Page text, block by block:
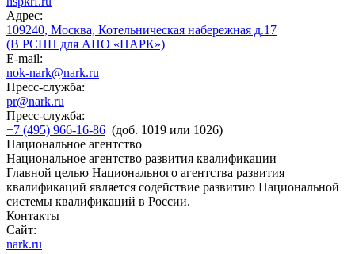
Адрес:
109240, Москва, Котельническая набережная д.17
(В РСПП для АНО «НАРК»)
E-mail:
nok-nark@nark.ru
Пресс-служба:
pr@nark.ru
Пресс-служба:
+7 (495) 966-16-86 (доб. 1019 или 1026)
Национальное агентство
Национальное агентство развития квалификации
Главной целью Национального агентства развития
квалификаций является содействие развитию Национальной
системы квалификаций в России.
Контакты
Сайт:
nark.ru